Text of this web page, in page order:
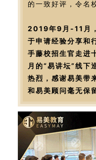
的一致好评，令名
2019年9月-11月
于申请经验分享和
手藤校招生官走进
月的“易讲坛”线下
热烈，感谢易美带
和易美顾问毫无保